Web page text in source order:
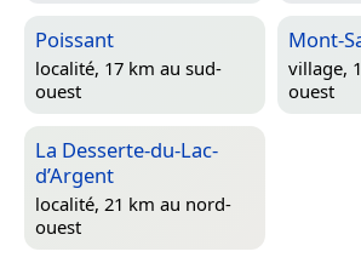
Poissant
localité, 17 km au sud-
ouest
Mont-
village,
ouest
La Desserte-du-Lac-
d’Argent
localité, 21 km au nord-
ouest